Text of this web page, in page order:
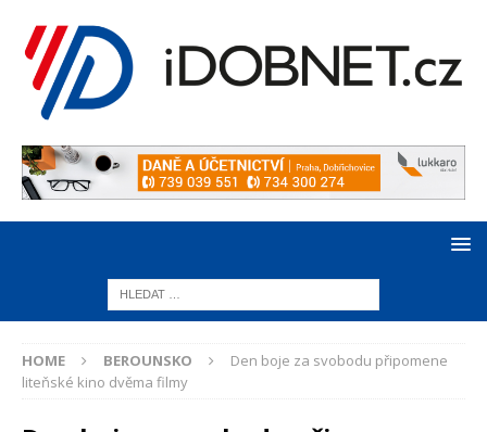
HOME BEROUNSKO
Den boje za svobodu připomene
liteňské kino dvěma filmy